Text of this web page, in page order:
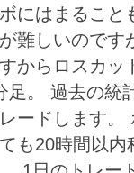
にはまるこ
難しいのです
からロスカ
足。 過去の統
ードします。
も20時間以